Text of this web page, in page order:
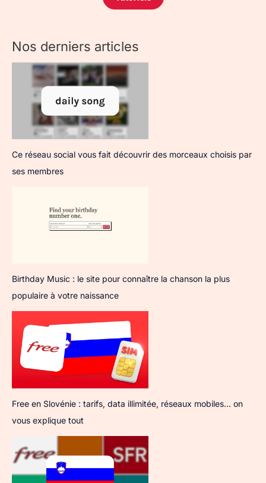
Nos derniers articles
Ce réseau social vous fait découvrir des morceaux choisis par
ses membres
Birthday Music : le site pour connaître la chanson la plus
populaire à votre naissance
Free en Slovénie : tarifs, data illimitée, réseaux mobiles… on
vous explique tout